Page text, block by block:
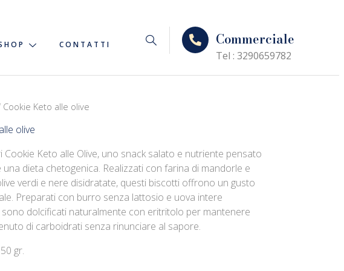
CONTATTI Commerciale
Tel : 3290659782
Cookie Keto alle olive
olive
Cookie Keto alle Olive, uno snack salato e nutriente pensato
una dieta chetogenica. Realizzati con farina di mandorle e
verdi e nere disidratate, questi biscotti offrono un gusto
Preparati con burro senza lattosio e uova intere
dolcificati naturalmente con eritritolo per mantenere
di carboidrati senza rinunciare al sapore.
gr.